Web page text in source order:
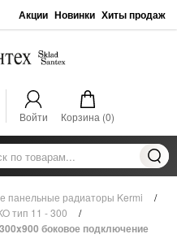
Акции Новинки Хиты продаж
Войти Корзина (0)
панельные радиаторы Kermi
/
тип 11 - 300
/
боковое подключение